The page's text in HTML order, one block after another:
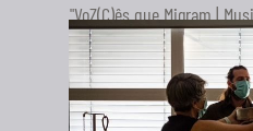
"VoZ(C)ês que Migram |
novo projeto da
Pousos (SAMP), em...
SABER MAIS